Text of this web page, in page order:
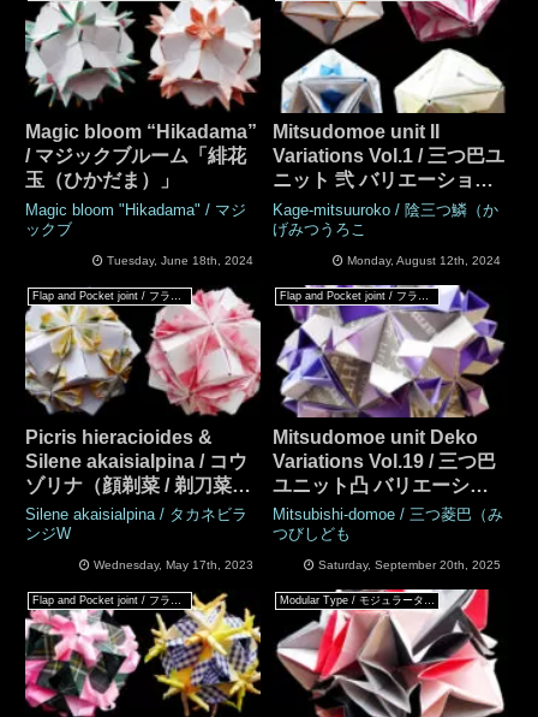
Magic bloom “Hikadama”
/ マジックブルーム「緋花
玉（ひかだま）」
Magic bloom "Hikadama" / マジ
ックブ
Tuesday, June 18th, 2024
Mitsudomoe unit II
Variations Vol.1 / 三つ巴ユ
ニット 弐 バリエーション
Vol.1
Kage-mitsuuroko / 陰三つ鱗（か
げみつうろこ
Monday, August 12th, 2024
Flap and Pocket joint / フラップ & ポケットジョイント
Picris hieracioides &
Silene akaisialpina / コウ
ゾリナ（顔剃菜 / 剃刀菜）
& タカネビランジ
Silene akaisialpina / タカネビラ
ンジW
Wednesday, May 17th, 2023
Flap and Pocket joint / フラップ & ポケットジョイント
Mitsudomoe unit Deko
Variations Vol.19 / 三つ巴
ユニット凸 バリエーショ
ン Vol.19
Mitsubishi-domoe / 三つ菱巴（み
つびしども
Saturday, September 20th, 2025
Flap and Pocket joint / フラップ & ポケットジョイント Modular Type / モジュラータイプ